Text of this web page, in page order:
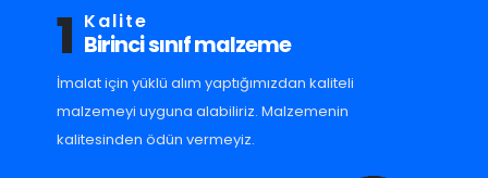
1 Kalite
Birinci sınıf malzeme
İmalat için yüklü alım yaptığımızdan kaliteli
malzemeyi uyguna alabiliriz. Malzemenin
kalitesinden ödün vermeyiz.